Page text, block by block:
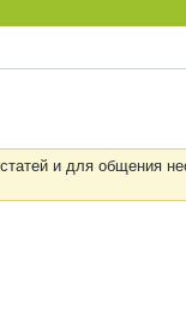
и для общения